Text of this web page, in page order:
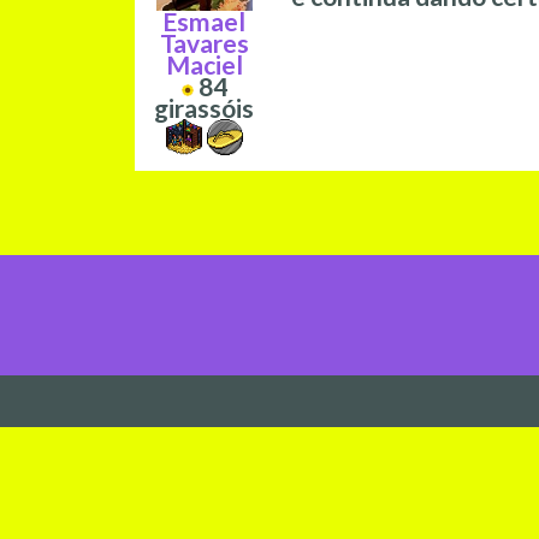
Esmael
Tavares
Maciel
84
girassóis